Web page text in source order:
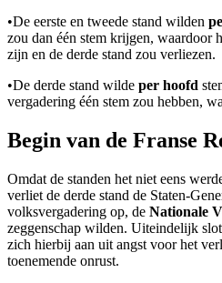
•De eerste en tweede stand wilden
zou dan één stem krijgen, waardoor
zijn en de derde stand zou verliezen.
•De derde stand wilde per hoofd
vergadering één stem zou hebben,
Begin van de Franse
Omdat de standen het niet eens
verliet de derde stand de Staten-
volksvergadering op, de Nationale
zeggenschap wilden. Uiteindelijk
zich hierbij aan uit angst voor het
toenemende onrust.